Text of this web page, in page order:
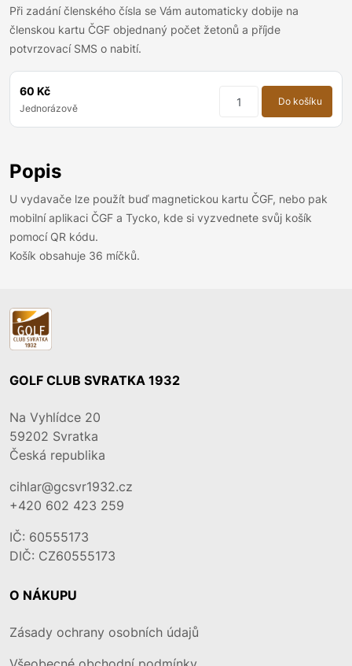
Při zadání členského čísla se Vám automaticky dobije na
členskou kartu ČGF objednaný počet žetonů a příjde
potvrzovací SMS o nabití.
60 Kč
Jednorázově
Do košíku
Popis
U vydavače lze použít buď magnetickou kartu ČGF, nebo pak
mobilní aplikaci ČGF a Tycko, kde si vyzvednete svůj košík
pomocí QR kódu.
Košík obsahuje 36 míčků.
GOLF CLUB SVRATKA 1932
Na Vyhlídce 20
59202 Svratka
Česká republika
cihlar@gcsvr1932.cz
+420 602 423 259
IČ: 60555173
DIČ: CZ60555173
O NÁKUPU
Zásady ochrany osobních údajů